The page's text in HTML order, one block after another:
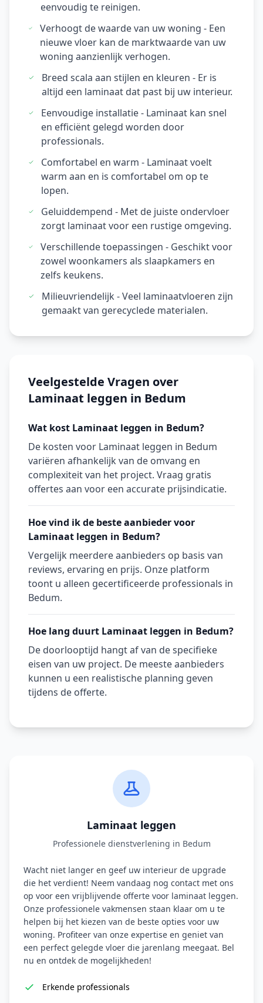
eenvoudig te reinigen.
Verhoogt de waarde van uw woning - Een
nieuwe vloer kan de marktwaarde van uw
woning aanzienlijk verhogen.
Breed scala aan stijlen en kleuren - Er is
altijd een laminaat dat past bij uw interieur.
Eenvoudige installatie - Laminaat kan snel
en efficiënt gelegd worden door
professionals.
Comfortabel en warm - Laminaat voelt
warm aan en is comfortabel om op te
lopen.
Geluiddempend - Met de juiste ondervloer
zorgt laminaat voor een rustige omgeving.
Verschillende toepassingen - Geschikt voor
zowel woonkamers als slaapkamers en
zelfs keukens.
Milieuvriendelijk - Veel laminaatvloeren zijn
gemaakt van gerecyclede materialen.
Veelgestelde Vragen over
Laminaat leggen in Bedum
Wat kost Laminaat leggen in Bedum?
De kosten voor Laminaat leggen in Bedum
variëren afhankelijk van de omvang en
complexiteit van het project. Vraag gratis
offertes aan voor een accurate prijsindicatie.
Hoe vind ik de beste aanbieder voor
Laminaat leggen in Bedum?
Vergelijk meerdere aanbieders op basis van
reviews, ervaring en prijs. Onze platform
toont u alleen gecertificeerde professionals in
Bedum.
Hoe lang duurt Laminaat leggen in Bedum?
De doorlooptijd hangt af van de specifieke
eisen van uw project. De meeste aanbieders
kunnen u een realistische planning geven
tijdens de offerte.
Laminaat leggen
Professionele dienstverlening in Bedum
Wacht niet langer en geef uw interieur de upgrade
die het verdient! Neem vandaag nog contact met ons
op voor een vrijblijvende offerte voor laminaat leggen.
Onze professionele vakmensen staan klaar om u te
helpen bij het kiezen van de beste opties voor uw
woning. Profiteer van onze expertise en geniet van
een perfect gelegde vloer die jarenlang meegaat. Bel
nu en ontdek de mogelijkheden!
Erkende professionals